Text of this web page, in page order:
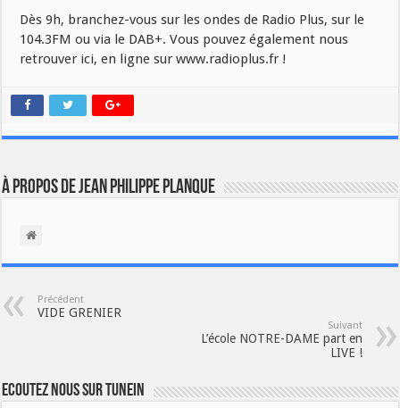
Dès 9h, branchez-vous sur les ondes de Radio Plus, sur le
104.3FM ou via le DAB+. Vous pouvez également nous
retrouver ici, en ligne sur www.radioplus.fr !
À propos de Jean Philippe Planque
Précédent
VIDE GRENIER
Suivant
L’école NOTRE-DAME part en
LIVE !
Ecoutez nous sur TuneIn